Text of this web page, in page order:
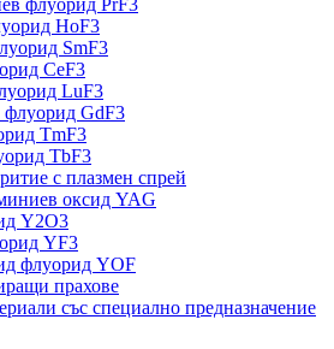
HoF3
SmF3
CeF3
LuF3
флуорид GdF3
TmF3
TbF3
с плазмен спрей
оксид YAG
Y2O3
YF3
флуорид YOF
прахове
със специално предназначение